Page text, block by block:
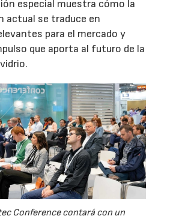
especial muestra cómo la
actual se traduce en
para el mercado y
que aporta al futuro de la
Conference contará con un